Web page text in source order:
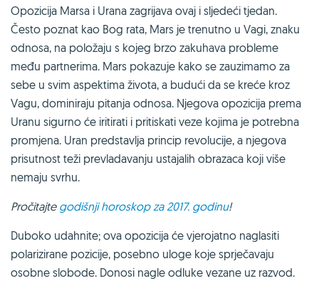
Opozicija Marsa i Urana zagrijava ovaj i sljedeći tjedan.
Često poznat kao Bog rata, Mars je trenutno u Vagi, znaku
odnosa, na položaju s kojeg brzo zakuhava probleme
među partnerima. Mars pokazuje kako se zauzimamo za
sebe u svim aspektima života, a budući da se kreće kroz
Vagu, dominiraju pitanja odnosa. Njegova opozicija prema
Uranu sigurno će iritirati i pritiskati veze kojima je potrebna
promjena. Uran predstavlja princip revolucije, a njegova
prisutnost teži prevladavanju ustajalih obrazaca koji više
nemaju svrhu.
Pročitajte godišnji horoskop za 2017. godinu!
Duboko udahnite; ova opozicija će vjerojatno naglasiti
polarizirane pozicije, posebno uloge koje sprječavaju
osobne slobode. Donosi nagle odluke vezane uz razvod.